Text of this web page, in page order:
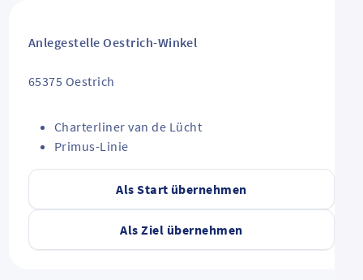
Als Start übernehmen
Als Ziel übernehmen
Anlegestelle Oestrich-Winkel
65375 Oestrich
Charterliner van de Lücht
Primus-Linie